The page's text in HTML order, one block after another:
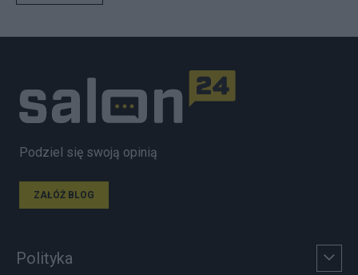
Podziel się swoją opinią
ZAŁÓŻ BLOG
Polityka